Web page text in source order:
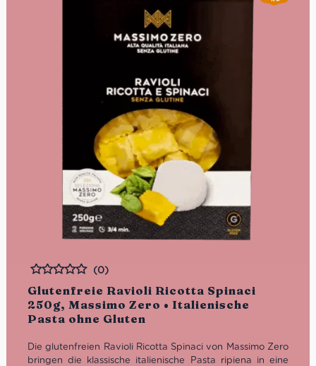
Glutenfreie Ravioli Ricotta Spinaci
250g, Massimo Zero • Italienische
Pasta ohne Gluten
Bewertet
(0)
Die glutenfreien Ravioli Ricotta Spinaci von Massimo Zero
bringen die klassische italienische Pasta ripiena in eine